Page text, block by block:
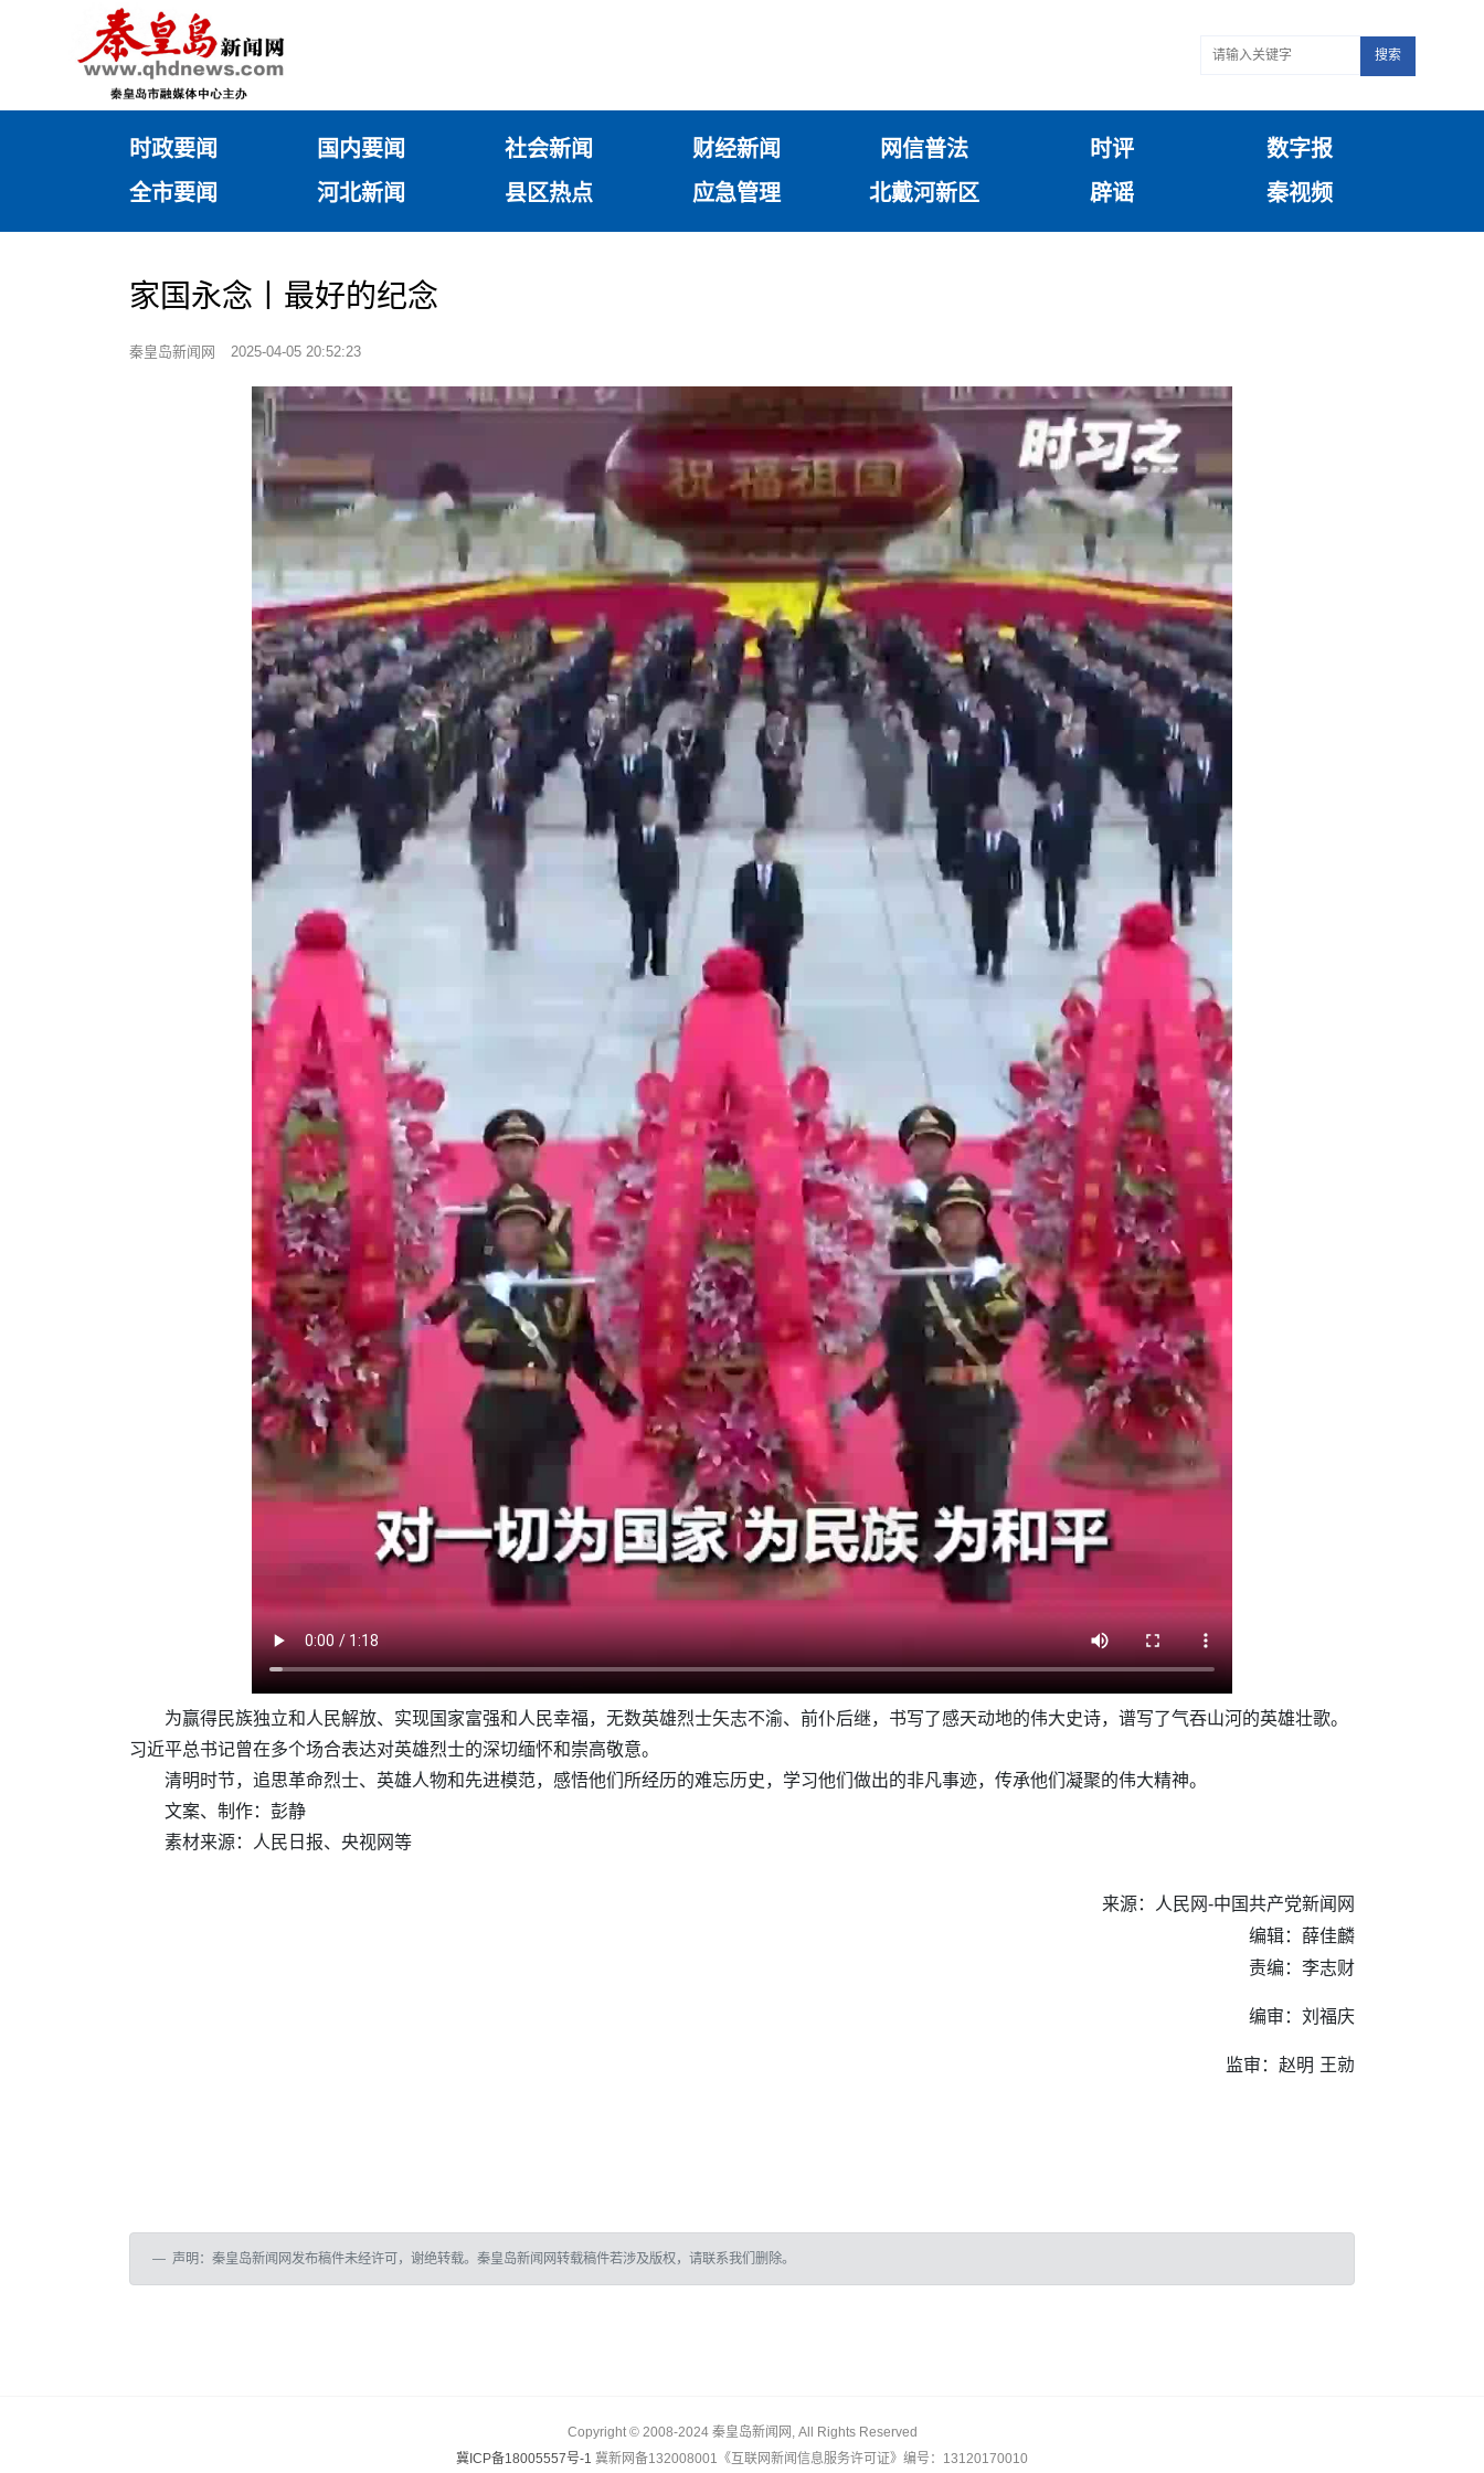
搜索
时政要闻 国内要闻 社会新闻 财经新闻 网信普法 时评
数字报
全市要闻
河北新闻 县区热点 应急管理 北戴河新区 辟谣 秦视频
家国永念丨最好的纪念
秦皇岛新闻网 2025-04-05 20:52:23
为赢得民族独立和人民解放、实现国家富强和人民幸福，无数英雄烈士矢志不渝、前仆后继，书写了感天动地的伟大史诗，谱写了气吞山河的英雄壮歌。
习近平总书记曾在多个场合表达对英雄烈士的深切缅怀和崇高敬意。
清明时节，追思革命烈士、英雄人物和先进模范，感悟他们所经历的难忘历史，学习他们做出的非凡事迹，传承他们凝聚的伟大精神。
文案、制作：彭静
素材来源：人民日报、央视网等
来源：人民网-中国共产党新闻网
编辑：薛佳麟
责编：李志财
编审：刘福庆
监审：赵明 王勍
声明：秦皇岛新闻网发布稿件未经许可，谢绝转载。秦皇岛新闻网转载稿件若涉及版权，请联系我们删除。
Copyright © 2008-2024 秦皇岛新闻网, All Rights Reserved
冀ICP备18005557号-1 冀新网备132008001《互联网新闻信息服务许可证》编号：13120170010